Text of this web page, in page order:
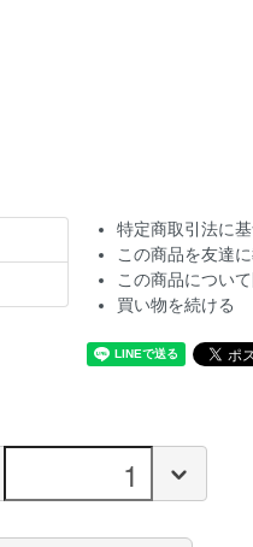
特定商取引法に
この商品を友達
この商品につい
買い物を続ける